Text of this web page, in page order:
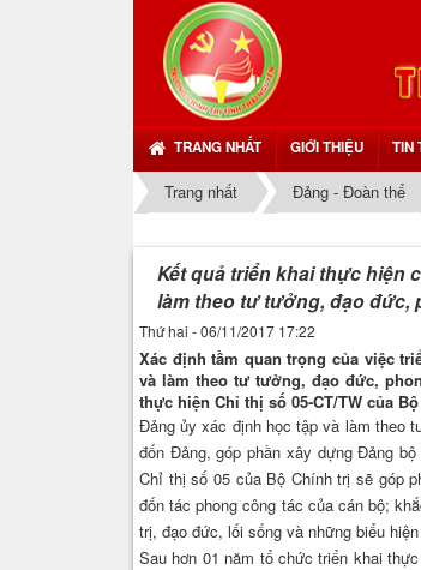
TRANG NHẤT GIỚI THIỆU TIN
Trang nhất Đảng - Đoàn thể
Kết quả triển khai thực hiện
làm theo tư tưởng, đạo đức,
Thứ hai - 06/11/2017 17:22
Xác định tầm quan trọng của việc
và làm theo tư tưởng, đạo đức,
thực hiện Chỉ thị số 05-CT/TW của
Đảng ủy xác định học tập và làm theo
đốn Đảng, góp phần xây dựng Đảng
Chỉ thị số 05 của Bộ Chính trị sẽ góp
đốn tác phong công tác của cán bộ;
trị, đạo đức, lối sống và những biểu hiện
Sau hơn 01 năm tổ chức triển khai